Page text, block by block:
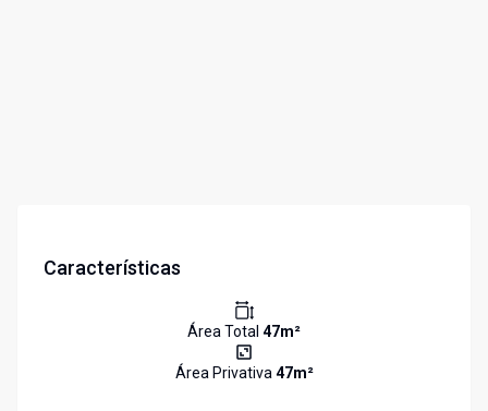
Características
Área Total 47m²
Área Privativa47m²